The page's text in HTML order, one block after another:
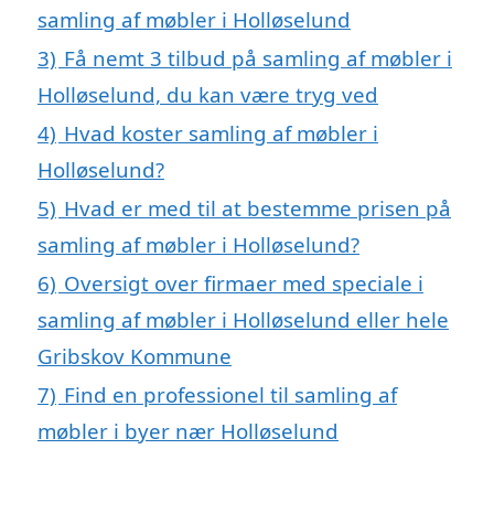
samling af møbler i Holløselund
3) Få nemt 3 tilbud på samling af møbler i
Holløselund, du kan være tryg ved
4) Hvad koster samling af møbler i
Holløselund?
5) Hvad er med til at bestemme prisen på
samling af møbler i Holløselund?
6) Oversigt over firmaer med speciale i
samling af møbler i Holløselund eller hele
Gribskov Kommune
7) Find en professionel til samling af
møbler i byer nær Holløselund